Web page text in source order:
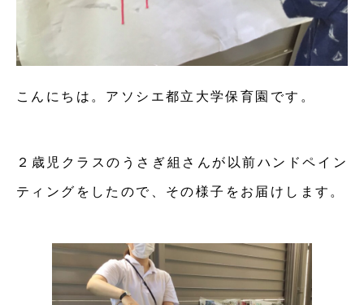
こんにちは。アソシエ都立大学保育園です。
２歳児クラスのうさぎ組さんが以前ハンドペイン
ティングをしたので、その様子をお届けします。